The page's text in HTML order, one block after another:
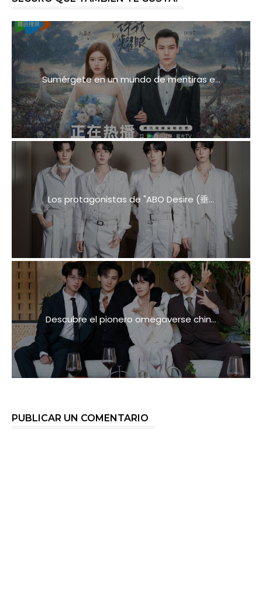
Sumérgete en un mundo de mentiras e...
Los protagonistas de "ABO Desire (垂...
Descubre el pionero omegaverse chin...
PUBLICAR UN COMENTARIO